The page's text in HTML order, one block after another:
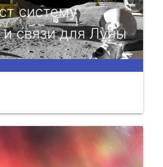
систему
и связи для Луны